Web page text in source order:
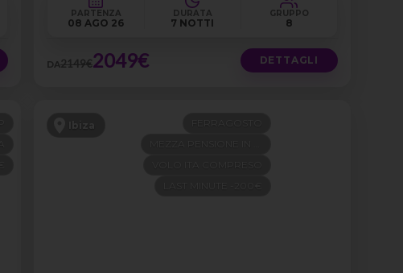
PARTENZA
08 AGO 26
DURATA
7 NOTTI
GRUPPO
8
DA2149€2049€ DETTAGLI
Ibiza